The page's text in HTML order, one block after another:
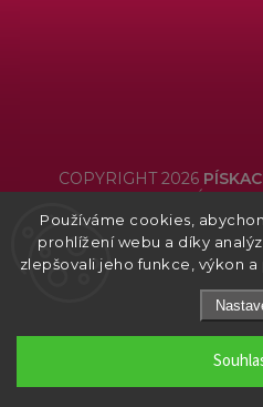
Používáme cookies,
prohlížení webu a díky
zlepšovali jeho funkce, výkon a
COPYRIGHT 2026
PRÁVA
Grafický návrh vytvořil a